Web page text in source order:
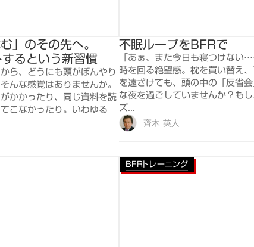
」のその先へ。
るという新習慣
ら、どうにも頭がぼんやり
んな感覚はありませんか。
かかったり、同じ資料を読
こなかったり。いわゆる
不眠ループをBFRで
「あぁ、また今日も寝つけな
時を回る絶望感。枕を買い替え
を遠ざけても、頭の中の「反省
な夜を過ごしていませんか？も
ズ...
齊木 英人
BFRトレーニング